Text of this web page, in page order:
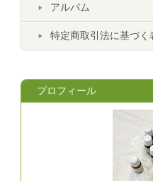
アルバム
特定商取引法に基づく
プロフィール